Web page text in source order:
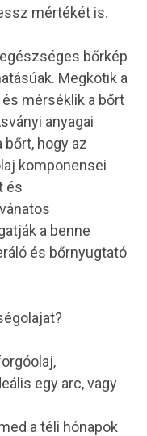
mértékét is.
bőrkép
Megkötik a
mérséklik a bőrt
anyagai
bőrt, hogy az
komponensei
és
a benne
és bőrnyugtató
egy arc, vagy
a téli hónapok